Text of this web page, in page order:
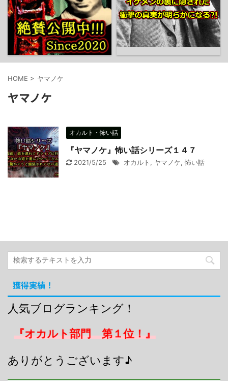
HOME > ヤマノケ
ヤマノケ
オカルト・怖い話
『ヤマノケ』怖い話シリーズ１４７
2021/5/25 オカルト , ヤマノケ, 怖い話
獲得実績！
人気ブログランキング！
『オカルト部門 第１位！』
ありがとうございます♪